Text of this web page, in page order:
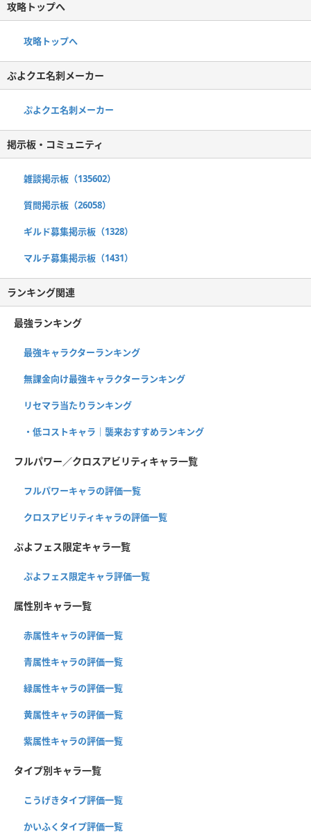
攻略トップへ
攻略トップへ
ぷよクエ名刺メーカー
ぷよクエ名刺メーカー
掲示板・コミュニティ
雑談掲示板（135602）
質問掲示板（26058）
ギルド募集掲示板（1328）
マルチ募集掲示板（1431）
ランキング関連
最強ランキング
最強キャラクターランキング
無課金向け最強キャラクターランキング
リセマラ当たりランキング
・低コストキャラ｜襲来おすすめランキング
フルパワー／クロスアビリティキャラ一覧
フルパワーキャラの評価一覧
クロスアビリティキャラの評価一覧
ぷよフェス限定キャラ一覧
ぷよフェス限定キャラ評価一覧
属性別キャラ一覧
赤属性キャラの評価一覧
青属性キャラの評価一覧
緑属性キャラの評価一覧
黄属性キャラの評価一覧
紫属性キャラの評価一覧
タイプ別キャラ一覧
こうげきタイプ評価一覧
かいふくタイプ評価一覧